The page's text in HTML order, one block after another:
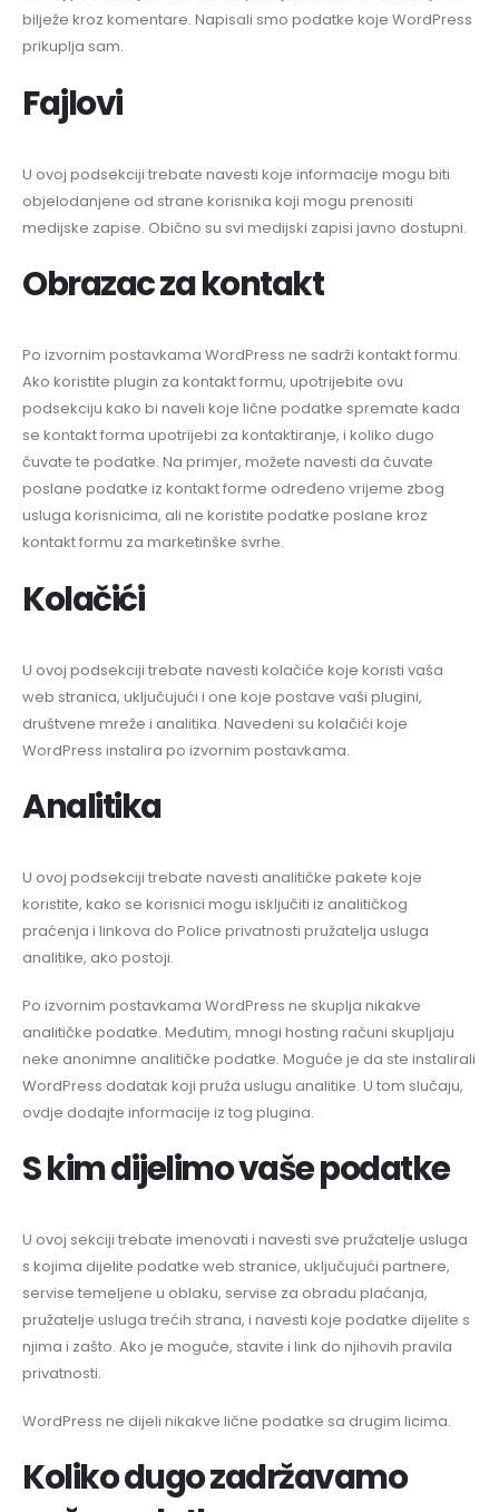
bilježe kroz komentare. Napisali smo podatke koje WordPress
prikuplja sam.
Fajlovi
U ovoj podsekciji trebate navesti koje informacije mogu biti
objelodanjene od strane korisnika koji mogu prenositi
medijske zapise. Obično su svi medijski zapisi javno dostupni.
Obrazac za kontakt
Po izvornim postavkama WordPress ne sadrži kontakt formu.
Ako koristite plugin za kontakt formu, upotrijebite ovu
podsekciju kako bi naveli koje lične podatke spremate kada
se kontakt forma upotrijebi za kontaktiranje, i koliko dugo
čuvate te podatke. Na primjer, možete navesti da čuvate
poslane podatke iz kontakt forme određeno vrijeme zbog
usluga korisnicima, ali ne koristite podatke poslane kroz
kontakt formu za marketinške svrhe.
Kolačići
U ovoj podsekciji trebate navesti kolačiće koje koristi vaša
web stranica, uključujući i one koje postave vaši plugini,
društvene mreže i analitika. Navedeni su kolačići koje
WordPress instalira po izvornim postavkama.
Analitika
U ovoj podsekciji trebate navesti analitičke pakete koje
koristite, kako se korisnici mogu isključiti iz analitičkog
praćenja i linkova do Police privatnosti pružatelja usluga
analitike, ako postoji.
Po izvornim postavkama WordPress ne skuplja nikakve
analitičke podatke. Međutim, mnogi hosting računi skupljaju
neke anonimne analitičke podatke. Moguće je da ste instalirali
WordPress dodatak koji pruža uslugu analitike. U tom slučaju,
ovdje dodajte informacije iz tog plugina.
S kim dijelimo vaše podatke
U ovoj sekciji trebate imenovati i navesti sve pružatelje usluga
s kojima dijelite podatke web stranice, uključujući partnere,
servise temeljene u oblaku, servise za obradu plaćanja,
pružatelje usluga trećih strana, i navesti koje podatke dijelite s
njima i zašto. Ako je moguće, stavite i link do njihovih pravila
privatnosti.
WordPress ne dijeli nikakve lične podatke sa drugim licima.
Koliko dugo zadržavamo